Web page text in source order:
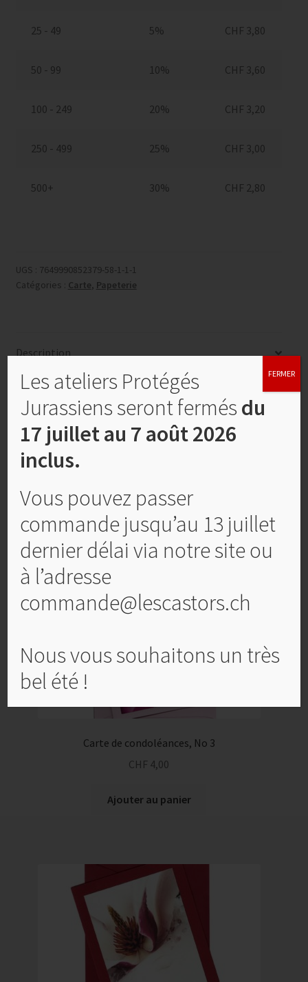
25 - 49 5% CHF 3,80
50 - 99 10% CHF 3,60
100 - 249 20% CHF 3,20
250 - 499 25% CHF 3,00
500+ 30% CHF 2,80
UGS : 7649990852379-58-1-1-1
Catégories : Carte, Papeterie
Description
Informations complémentaires
Description
Produits similaires
Carte de condoléances, No 3
CHF 4,00
Ajouter au panier
Les ateliers Protégés
Jurassiens seront fermés du
17 juillet au 7 août 2026
inclus.
Vous pouvez passer
commande jusqu’au 13 juillet
dernier délai via notre site ou
à l’adresse
commande@lescastors.ch
Nous vous souhaitons un très
bel été !
FERMER